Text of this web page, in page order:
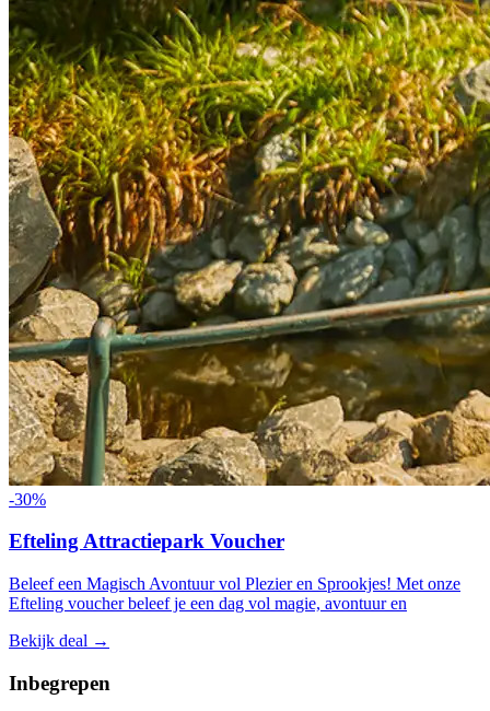
-30%
Efteling Attractiepark Voucher
Beleef een Magisch Avontuur vol Plezier en Sprookjes! Met onze
Efteling voucher beleef je een dag vol magie, avontuur en
Bekijk deal →
Inbegrepen